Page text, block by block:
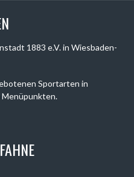
1883 e.V. in Wiesbaden-
Sportarten in
Menüpunkten.